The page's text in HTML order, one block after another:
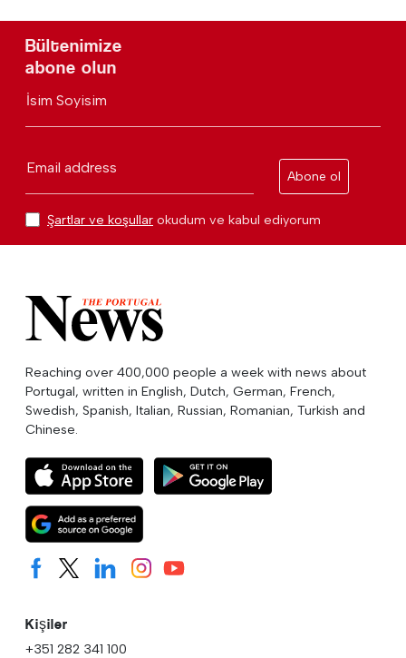
Bültenimize
abone olun
İsim Soyisim
Email address
Abone ol
Şartlar ve koşullar okudum ve kabul ediyorum
Reaching over 400,000 people a week with news about
Portugal, written in English, Dutch, German, French,
Swedish, Spanish, Italian, Russian, Romanian, Turkish and
Chinese.
Kişiler
+351 282 341 100